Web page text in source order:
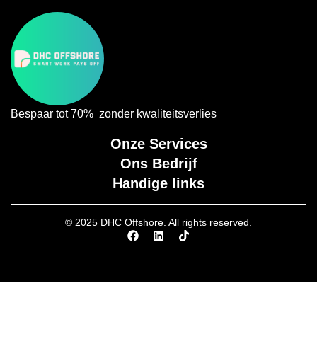
Bespaar tot 70% zonder kwaliteitsverlies
Onze Services
Ons Bedrijf
Handige links
© 2025 DHC Offshore. All rights reserved.